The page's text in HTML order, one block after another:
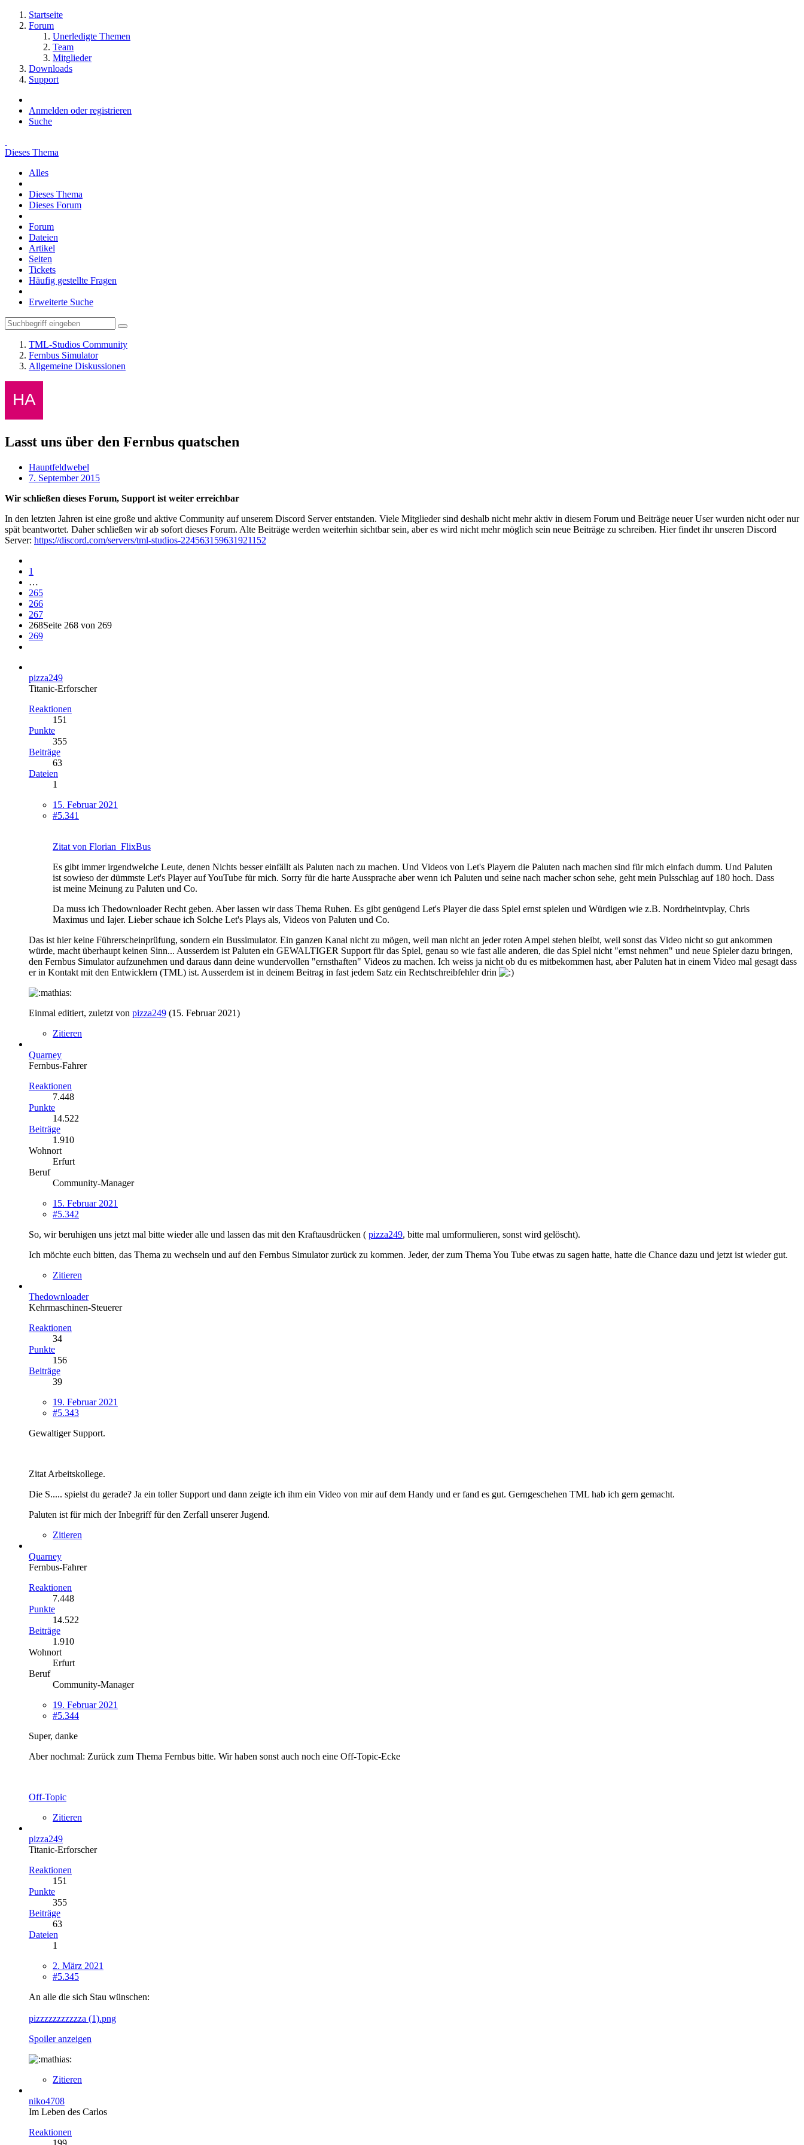
Startseite
Forum
Unerledigte Themen
Team
Mitglieder
Downloads
Support
Anmelden oder registrieren
Suche
Dieses Thema
Alles
Dieses Thema
Dieses Forum
Forum
Dateien
Artikel
Seiten
Tickets
Häufig gestellte Fragen
Erweiterte Suche
TML-Studios Community
Fernbus Simulator
Allgemeine Diskussionen
Lasst uns über den Fernbus quatschen
Hauptfeldwebel
7. September 2015
Wir schließen dieses Forum, Support ist weiter erreichbar
In den letzten Jahren ist eine große und aktive Community auf unserem Discord Server entstanden. Viele Mitglieder sind deshalb nicht mehr aktiv in diesem Forum und Beiträge neuer User wurden nicht oder nur
spät beantwortet. Daher schließen wir ab sofort dieses Forum. Alte Beiträge werden weiterhin sichtbar sein, aber es wird nicht mehr möglich sein neue Beiträge zu schreiben. Hier findet ihr unseren Discord
Server: https://discord.com/servers/tml-studios-224563159631921152
1
…
265
266
267
268Seite 268 von 269
269
pizza249
Titanic-Erforscher
Reaktionen
151
Punkte
355
Beiträge
63
Dateien
1
15. Februar 2021
#5.341
Zitat von Florian_FlixBus
Es gibt immer irgendwelche Leute, denen Nichts besser einfällt als Paluten nach zu machen. Und Videos von Let's Playern die Paluten nach machen sind für mich einfach dumm. Und Paluten
ist sowieso der dümmste Let's Player auf YouTube für mich. Sorry für die harte Aussprache aber wenn ich Paluten und seine nach macher schon sehe, geht mein Pulsschlag auf 180 hoch. Dass
ist meine Meinung zu Paluten und Co.
Da muss ich Thedownloader Recht geben. Aber lassen wir dass Thema Ruhen. Es gibt genügend Let's Player die dass Spiel ernst spielen und Würdigen wie z.B. Nordrheintvplay, Chris
Maximus und Iajer. Lieber schaue ich Solche Let's Plays als, Videos von Paluten und Co.
Das ist hier keine Führerscheinprüfung, sondern ein Bussimulator. Ein ganzen Kanal nicht zu mögen, weil man nicht an jeder roten Ampel stehen bleibt, weil sonst das Video nicht so gut ankommen
würde, macht überhaupt keinen Sinn... Ausserdem ist Paluten ein GEWALTIGER Support für das Spiel, genau so wie fast alle anderen, die das Spiel nicht "ernst nehmen" und neue Spieler dazu bringen,
den Fernbus Simulator aufzunehmen und daraus dann deine wundervollen "ernsthaften" Videos zu machen. Ich weiss ja nicht ob du es mitbekommen hast, aber Paluten hat in einem Video mal gesagt dass
er in Kontakt mit den Entwicklern (TML) ist. Ausserdem ist in deinem Beitrag in fast jedem Satz ein Rechtschreibfehler drin
Einmal editiert, zuletzt von pizza249 (15. Februar 2021)
Zitieren
Quarney
Fernbus-Fahrer
Reaktionen
7.448
Punkte
14.522
Beiträge
1.910
Wohnort
Erfurt
Beruf
Community-Manager
15. Februar 2021
#5.342
So, wir beruhigen uns jetzt mal bitte wieder alle und lassen das mit den Kraftausdrücken ( pizza249, bitte mal umformulieren, sonst wird gelöscht).
Ich möchte euch bitten, das Thema zu wechseln und auf den Fernbus Simulator zurück zu kommen. Jeder, der zum Thema You Tube etwas zu sagen hatte, hatte die Chance dazu und jetzt ist wieder gut.
Zitieren
Thedownloader
Kehrmaschinen-Steuerer
Reaktionen
34
Punkte
156
Beiträge
39
19. Februar 2021
#5.343
Gewaltiger Support.
Zitat Arbeitskollege.
Die S..... spielst du gerade? Ja ein toller Support und dann zeigte ich ihm ein Video von mir auf dem Handy und er fand es gut. Gerngeschehen TML hab ich gern gemacht.
Paluten ist für mich der Inbegriff für den Zerfall unserer Jugend.
Zitieren
Quarney
Fernbus-Fahrer
Reaktionen
7.448
Punkte
14.522
Beiträge
1.910
Wohnort
Erfurt
Beruf
Community-Manager
19. Februar 2021
#5.344
Super, danke
Aber nochmal: Zurück zum Thema Fernbus bitte. Wir haben sonst auch noch eine Off-Topic-Ecke
Off-Topic
Zitieren
pizza249
Titanic-Erforscher
Reaktionen
151
Punkte
355
Beiträge
63
Dateien
1
2. März 2021
#5.345
An alle die sich Stau wünschen:
pizzzzzzzzzzza (1).png
Spoiler anzeigen
Zitieren
niko4708
Im Leben des Carlos
Reaktionen
199